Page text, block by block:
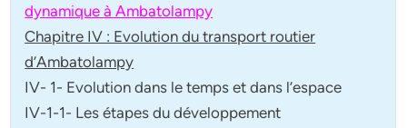
dynamique à Ambatolampy
Chapitre IV : Evolution du transport routier
d’Ambatolampy
IV- 1- Evolution dans le temps et dans l’espace
IV-1-1- Les étapes du développement